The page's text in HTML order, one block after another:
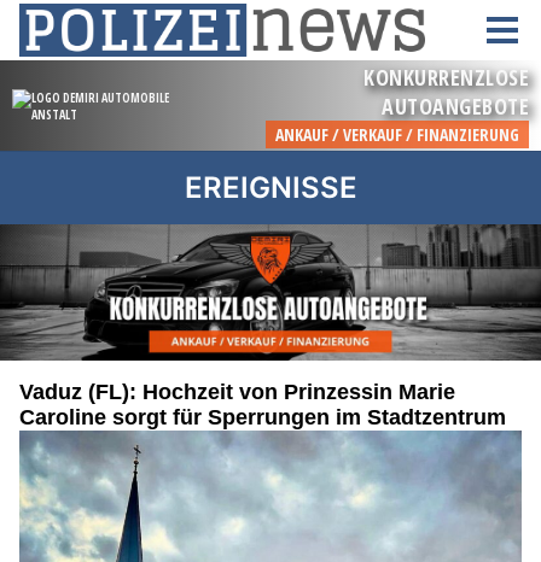
EREIGNISSE
Vaduz (FL): Hochzeit von Prinzessin Marie
Caroline sorgt für Sperrungen im Stadtzentrum